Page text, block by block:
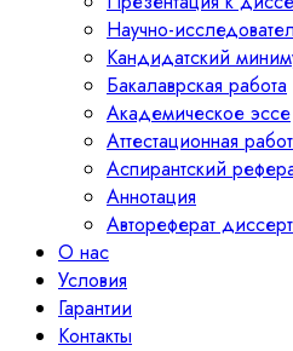
Научно-
Кандидатский
Бакалаврская работа
Академическое эссе
Аттестационная
Аспирантский
Аннотация
Автореферат
О нас
Условия
Гарантии
Контакты